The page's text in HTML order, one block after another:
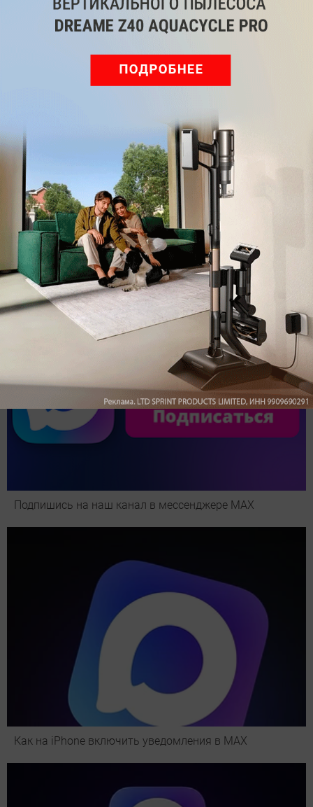
Рекомендуем
Обзор вертикального пылесоса Dreame Z40 AquaCycle
Pro: гибкий подход к уборке
Подпишись на наш канал в мессенджере МАХ
Как на iPhone включить уведомления в MAX